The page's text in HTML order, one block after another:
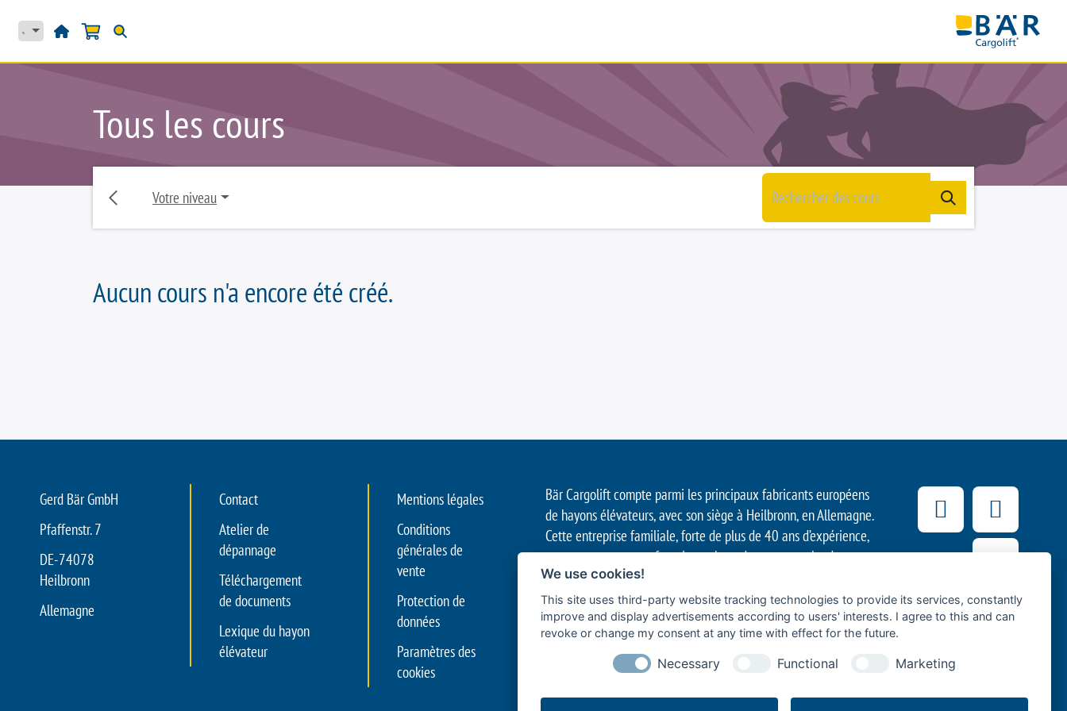
Tous les cours
Votre niveau
Aucun cours n'a encore été créé.
Gerd Bär GmbH
Pfaffenstr. 7
DE-74078
Heilbronn
Allemagne
Contact
Atelier de
dépannage
Téléchargement
de documents
Lexique du hayon
élévateur
Mentions légales
Conditions
générales de
vente
Protection de
données
Paramètres des
cookies
Bär Cargolift compte parmi les principaux fabricants européens
de hayons élévateurs, avec son siège à Heilbronn, en Allemagne.
Cette entreprise familiale, forte de plus de 40 ans d’expérience,
est reconnue comme fournisseur haut de gamme et leader en
innovation pour optimiser le transport de marchandises avec des
véhicules utilitaires. Ses systèmes de levage arrière équipent
aussi bien les camions et remorques destinés à la logistique
alimentaire et des boissons, que les semi-remorques du transport
longue distance, les fourgons utilisés par les artisans, ou encore
du « dernier kilomètre ».
We use cookies!
This site uses third-party website tracking technologies to provide its services, constantly
improve and display advertisements according to users' interests. I agree to this and can
revoke or change my consent at any time with effect for the future.
Necessary Functional Marketing